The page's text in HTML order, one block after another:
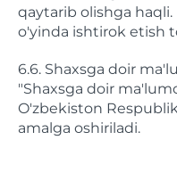
qaytarib olishga
o'yinda ishtirok etish
6.6. Shaxsga doir
"Shaxsga doir
O'zbekiston
amalga oshiriladi.